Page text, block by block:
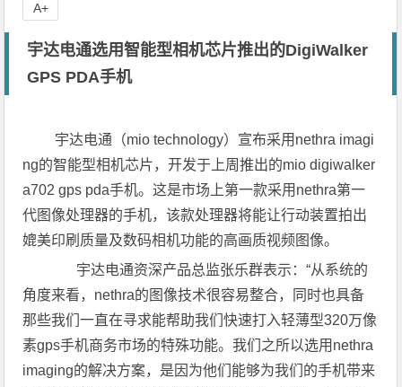
宇达电通选用智能型相机芯片推出的DigiWalker
GPS PDA手机
宇达电通（mio technology）宣布采用nethra imagi
ng的智能型相机芯片，开发于上周推出的mio digiwalker
a702 gps pda手机。这是市场上第一款采用nethra第一
代图像处理器的手机，该款处理器将能让行动装置拍出
媲美印刷质量及数码相机功能的高画质视频图像。
宇达电通资深产品总监张乐群表示：“从系统的
角度来看，nethra的图像技术很容易整合，同时也具备
那些我们一直在寻求能帮助我们快速打入轻薄型320万像
素gps手机商务市场的特殊功能。我们之所以选用nethra
imaging的解决方案，是因为他们能够为我们的手机带来
A+